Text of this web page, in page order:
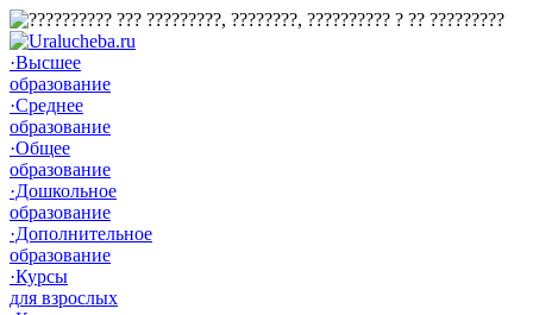
·Высшее
образование
·Среднее
образование
·Общее
образование
·Дошкольное
образование
·Дополнительное
образование
·Курсы
для взрослых